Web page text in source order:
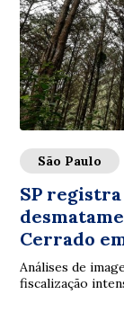
São Paulo
SP
Cerrado
Análises de
fiscalização